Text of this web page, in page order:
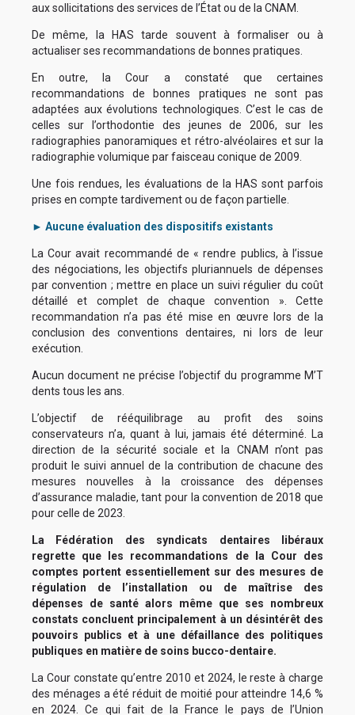
aux sollicitations des services de l’État ou de la CNAM.
De même, la HAS tarde souvent à formaliser ou à
actualiser ses recommandations de bonnes pratiques.
En outre, la Cour a constaté que certaines
recommandations de bonnes pratiques ne sont pas
adaptées aux évolutions technologiques. C’est le cas de
celles sur l’orthodontie des jeunes de 2006, sur les
radiographies panoramiques et rétro-alvéolaires et sur la
radiographie volumique par faisceau conique de 2009.
Une fois rendues, les évaluations de la HAS sont parfois
prises en compte tardivement ou de façon partielle.
► Aucune évaluation des dispositifs existants
La Cour avait recommandé de « rendre publics, à l’issue
des négociations, les objectifs pluriannuels de dépenses
par convention ; mettre en place un suivi régulier du coût
détaillé et complet de chaque convention ». Cette
recommandation n’a pas été mise en œuvre lors de la
conclusion des conventions dentaires, ni lors de leur
exécution.
Aucun document ne précise l’objectif du programme M’T
dents tous les ans.
L’objectif de rééquilibrage au profit des soins
conservateurs n’a, quant à lui, jamais été déterminé. La
direction de la sécurité sociale et la CNAM n’ont pas
produit le suivi annuel de la contribution de chacune des
mesures nouvelles à la croissance des dépenses
d’assurance maladie, tant pour la convention de 2018 que
pour celle de 2023.
La Fédération des syndicats dentaires libéraux
regrette que les recommandations de la Cour des
comptes portent essentiellement sur des mesures de
régulation de l’installation ou de maîtrise des
dépenses de santé alors même que ses nombreux
constats concluent principalement à un désintérêt des
pouvoirs publics et à une défaillance des politiques
publiques en matière de soins bucco-dentaire.
La Cour constate qu’entre 2010 et 2024, le reste à charge
des ménages a été réduit de moitié pour atteindre 14,6 %
en 2024. Ce qui fait de la France le pays de l’Union